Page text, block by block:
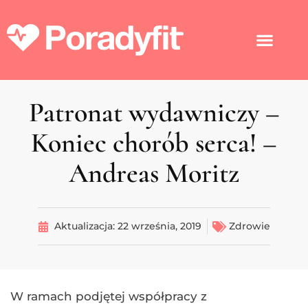
Patronat wydawniczy –
Koniec chorób serca! –
Andreas Moritz
Aktualizacja: 22 września, 2019 Zdrowie
W ramach podjętej współpracy z